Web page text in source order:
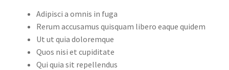
Adipisci a omnis in fuga
Rerum accusamus quisquam libero eaque quidem
Ut ut quia doloremque
Quos nisi et cupiditate
Qui quia sit repellendus